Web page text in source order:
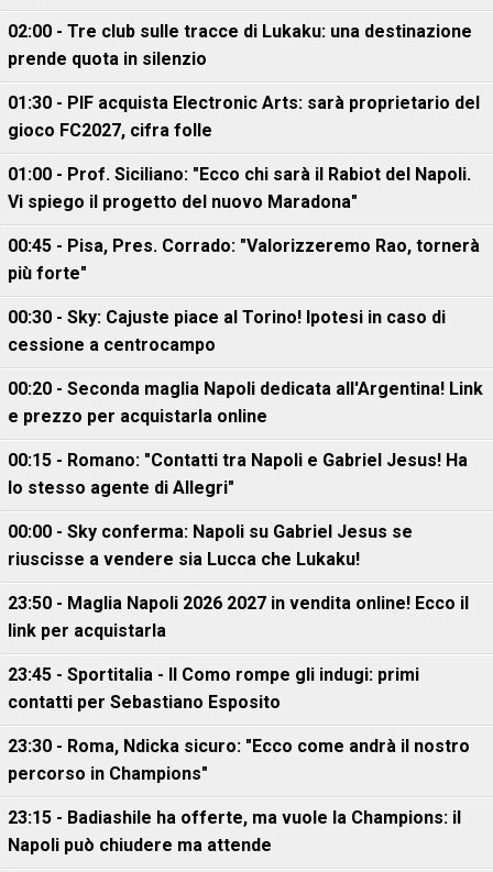
02:00 - Tre club sulle tracce di Lukaku: una destinazione
prende quota in silenzio
01:30 - PIF acquista Electronic Arts: sarà proprietario del
gioco FC2027, cifra folle
01:00 - Prof. Siciliano: "Ecco chi sarà il Rabiot del Napoli.
Vi spiego il progetto del nuovo Maradona"
00:45 - Pisa, Pres. Corrado: "Valorizzeremo Rao, tornerà
più forte"
00:30 - Sky: Cajuste piace al Torino! Ipotesi in caso di
cessione a centrocampo
00:20 - Seconda maglia Napoli dedicata all'Argentina! Link
e prezzo per acquistarla online
00:15 - Romano: "Contatti tra Napoli e Gabriel Jesus! Ha
lo stesso agente di Allegri"
00:00 - Sky conferma: Napoli su Gabriel Jesus se
riuscisse a vendere sia Lucca che Lukaku!
23:50 - Maglia Napoli 2026 2027 in vendita online! Ecco il
link per acquistarla
23:45 - Sportitalia - Il Como rompe gli indugi: primi
contatti per Sebastiano Esposito
23:30 - Roma, Ndicka sicuro: "Ecco come andrà il nostro
percorso in Champions"
23:15 - Badiashile ha offerte, ma vuole la Champions: il
Napoli può chiudere ma attende